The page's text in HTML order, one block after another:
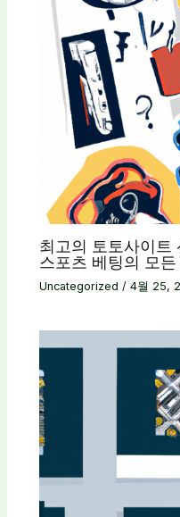
최고의 토토사이트
스포츠 베팅의 모든
Uncategorized /4월 25,